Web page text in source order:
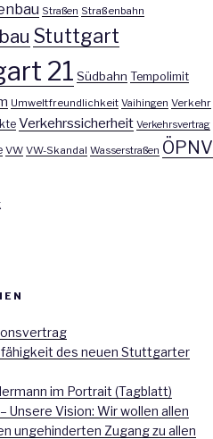
Straßen Straßenbahn
Stuttgart
21 Südbahn Tempolimit
Umweltfreundlichkeit Vaihingen Verkehr
Verkehrssicherheit Verkehrsvertrag
VW VW-Skandal Wasserstraßen ÖPNV
des neuen Stuttgarter
im Portrait (Tagblatt)
Unsere Vision: Wir wollen allen
ungehinderten Zugang zu allen